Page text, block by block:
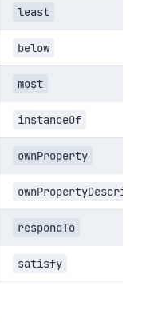
least
below
most
instanceOf
ownProperty
respondTo
satisfy